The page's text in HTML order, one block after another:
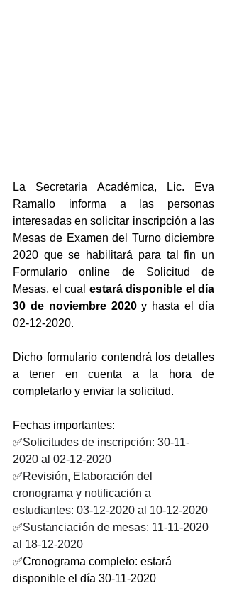
La Secretaria Académica, Lic. Eva
Ramallo informa a las personas
interesadas en solicitar inscripción a las
Mesas de Examen del Turno diciembre
2020 que se habilitará para tal fin un
Formulario online de Solicitud de
Mesas, el cual estará disponible el día
30 de noviembre 2020 y hasta el día
02-12-2020.
Dicho formulario contendrá los detalles
a tener en cuenta a la hora de
completarlo y enviar la solicitud.
Fechas importantes:
✅Solicitudes de inscripción: 30-11-
2020 al 02-12-2020
✅Revisión, Elaboración del
cronograma y notificación a
estudiantes: 03-12-2020 al 10-12-2020
✅Sustanciación de mesas: 11-11-2020
al 18-12-2020
✅Cronograma completo: estará
disponible el día 30-11-2020